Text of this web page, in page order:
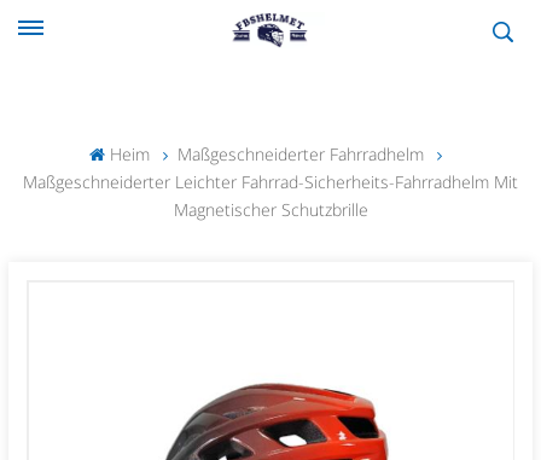
Heim
Maßgeschneiderter Fahrradhelm
Maßgeschneiderter Leichter Fahrrad-Sicherheits-Fahrradhelm Mit
Magnetischer Schutzbrille